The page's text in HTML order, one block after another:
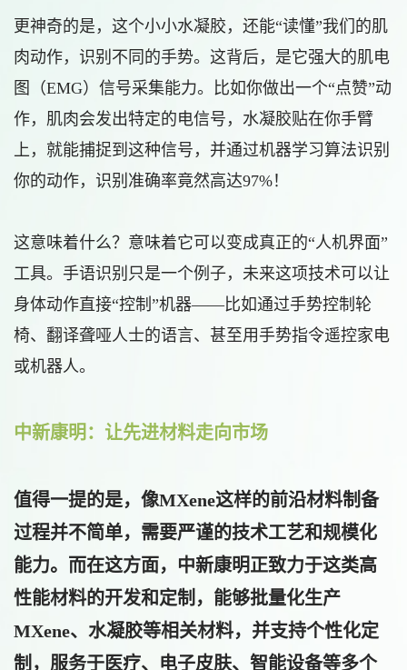
更神奇的是，这个小小水凝胶，还能“读懂”我们的肌
肉动作，识别不同的手势。这背后，是它强大的肌电
图（EMG）信号采集能力。比如你做出一个“点赞”动
作，肌肉会发出特定的电信号，水凝胶贴在你手臂
上，就能捕捉到这种信号，并通过机器学习算法识别
你的动作，识别准确率竟然高达97%！
这意味着什么？意味着它可以变成真正的“人机界面”
工具。手语识别只是一个例子，未来这项技术可以让
身体动作直接“控制”机器——比如通过手势控制轮
椅、翻译聋哑人士的语言、甚至用手势指令遥控家电
或机器人。
中新康明：让先进材料走向市场
值得一提的是，像MXene这样的前沿材料制备
过程并不简单，需要严谨的技术工艺和规模化
能力。而在这方面， 中新康明正致力于这类高
性能材料的开发和定制，能够批量化生产
MXene、水凝胶等相关材料，并支持个性化定
制，服务于医疗、电子皮肤、智能设备等多个